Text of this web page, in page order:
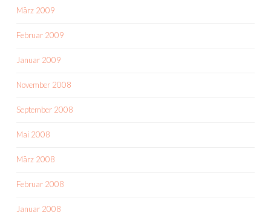
März 2009
Februar 2009
Januar 2009
November 2008
September 2008
Mai 2008
März 2008
Februar 2008
Januar 2008